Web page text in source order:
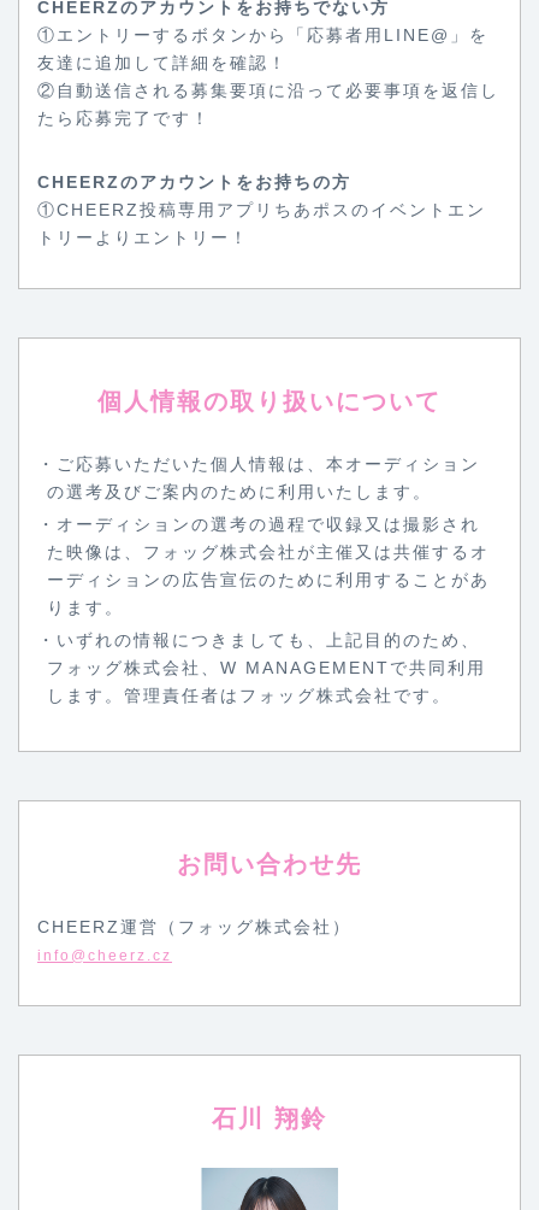
CHEERZのアカウントをお持ちでない方
①エントリーするボタンから「応募者用LINE@」を
友達に追加して詳細を確認！
②自動送信される募集要項に沿って必要事項を返信し
たら応募完了です！
CHEERZのアカウントをお持ちの方
①CHEERZ投稿専用アプリちあポスのイベントエン
トリーよりエントリー！
個人情報の取り扱いについて
・ご応募いただいた個人情報は、本オーディション
の選考及びご案内のために利用いたします。
・オーディションの選考の過程で収録又は撮影され
た映像は、フォッグ株式会社が主催又は共催するオ
ーディションの広告宣伝のために利用することがあ
ります。
・いずれの情報につきましても、上記目的のため、
フォッグ株式会社、W MANAGEMENTで共同利用
します。管理責任者はフォッグ株式会社です。
お問い合わせ先
CHEERZ運営（フォッグ株式会社）
info@cheerz.cz
石川 翔鈴